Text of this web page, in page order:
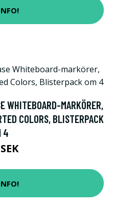
WHITEBOARD-MARKÖRER,
COLORS, BLISTERPACK
4